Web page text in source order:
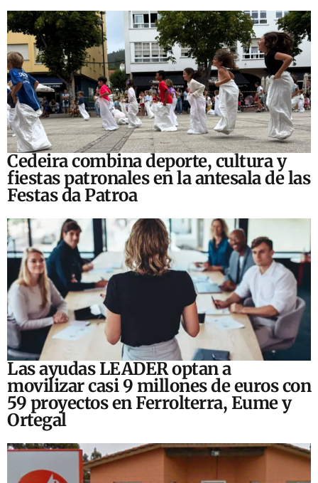
Cedeira combina deporte, cultura y
fiestas patronales en la antesala de las
Festas da Patroa
Las ayudas LEADER optan a
movilizar casi 9 millones de euros con
59 proyectos en Ferrolterra, Eume y
Ortegal